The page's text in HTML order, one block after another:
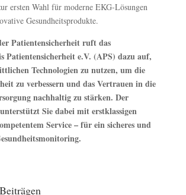
ersten Wahl für moderne EKG-Lösungen
Gesundheitsprodukte.
Patientensicherheit ruft das
Patientensicherheit e.V. (APS) dazu auf,
Technologien zu nutzen, um die
zu verbessern und das Vertrauen in die
nachhaltig zu stärken. Der
Sie dabei mit erstklassigen
Service – für ein sicheres und